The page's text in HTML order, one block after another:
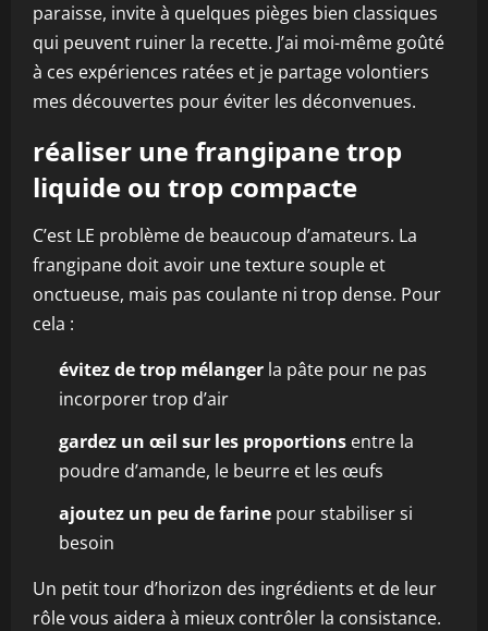
paraisse, invite à quelques pièges bien classiques
qui peuvent ruiner la recette. J’ai moi-même goûté
à ces expériences ratées et je partage volontiers
mes découvertes pour éviter les déconvenues.
réaliser une frangipane trop
liquide ou trop compacte
C’est LE problème de beaucoup d’amateurs. La
frangipane doit avoir une texture souple et
onctueuse, mais pas coulante ni trop dense. Pour
cela :
évitez de trop mélanger la pâte pour ne pas
incorporer trop d’air
gardez un œil sur les proportions entre la
poudre d’amande, le beurre et les œufs
ajoutez un peu de farine pour stabiliser si
besoin
Un petit tour d’horizon des ingrédients et de leur
rôle vous aidera à mieux contrôler la consistance.